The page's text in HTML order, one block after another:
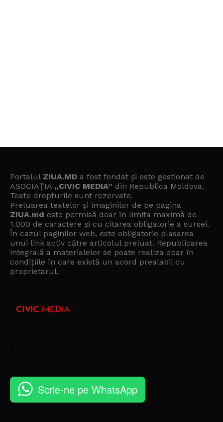
Portalul ZIUA.MD a fost fondat și este gestionat de
ASOCIAȚIA „CIVIC MEDIA” din Republica Moldova.
Toate drepturile sunt rezervate.
Preluarea textelor și imaginilor de pe pagina
ZIUA.md este permisă doar în limita maximă de
1.000 de caractere și cu citarea obligatorie a sursei.
În cazul paginilor web, este obligatorie plasarea
unui link activ către articolul preluat. Republicarea
integrală a materialelor se poate realiza doar în
condițiile în care există un acord prealabil cu
proprietarul.
Scrie-ne pe WhatsApp